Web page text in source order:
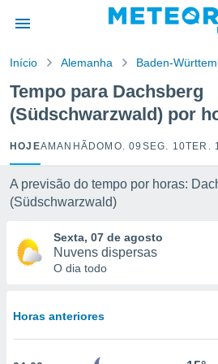
da
foi
para
fornecidas
a este
e
forma
recolhidas
Início Alemanha Baden-
Tempo para Dachsberg
(Südschwarzwald) por
HOJEAMANHÃ DOMO. 09 SEG. 10TER.
A previsão do tempo por horas:
(Südschwarzwald)
Sexta, 07 de agosto
Nuvens dispersas
O dia todo
Horas anteriores